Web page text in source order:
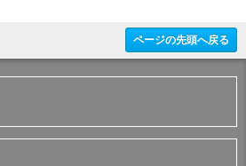
ページの先頭へ戻る